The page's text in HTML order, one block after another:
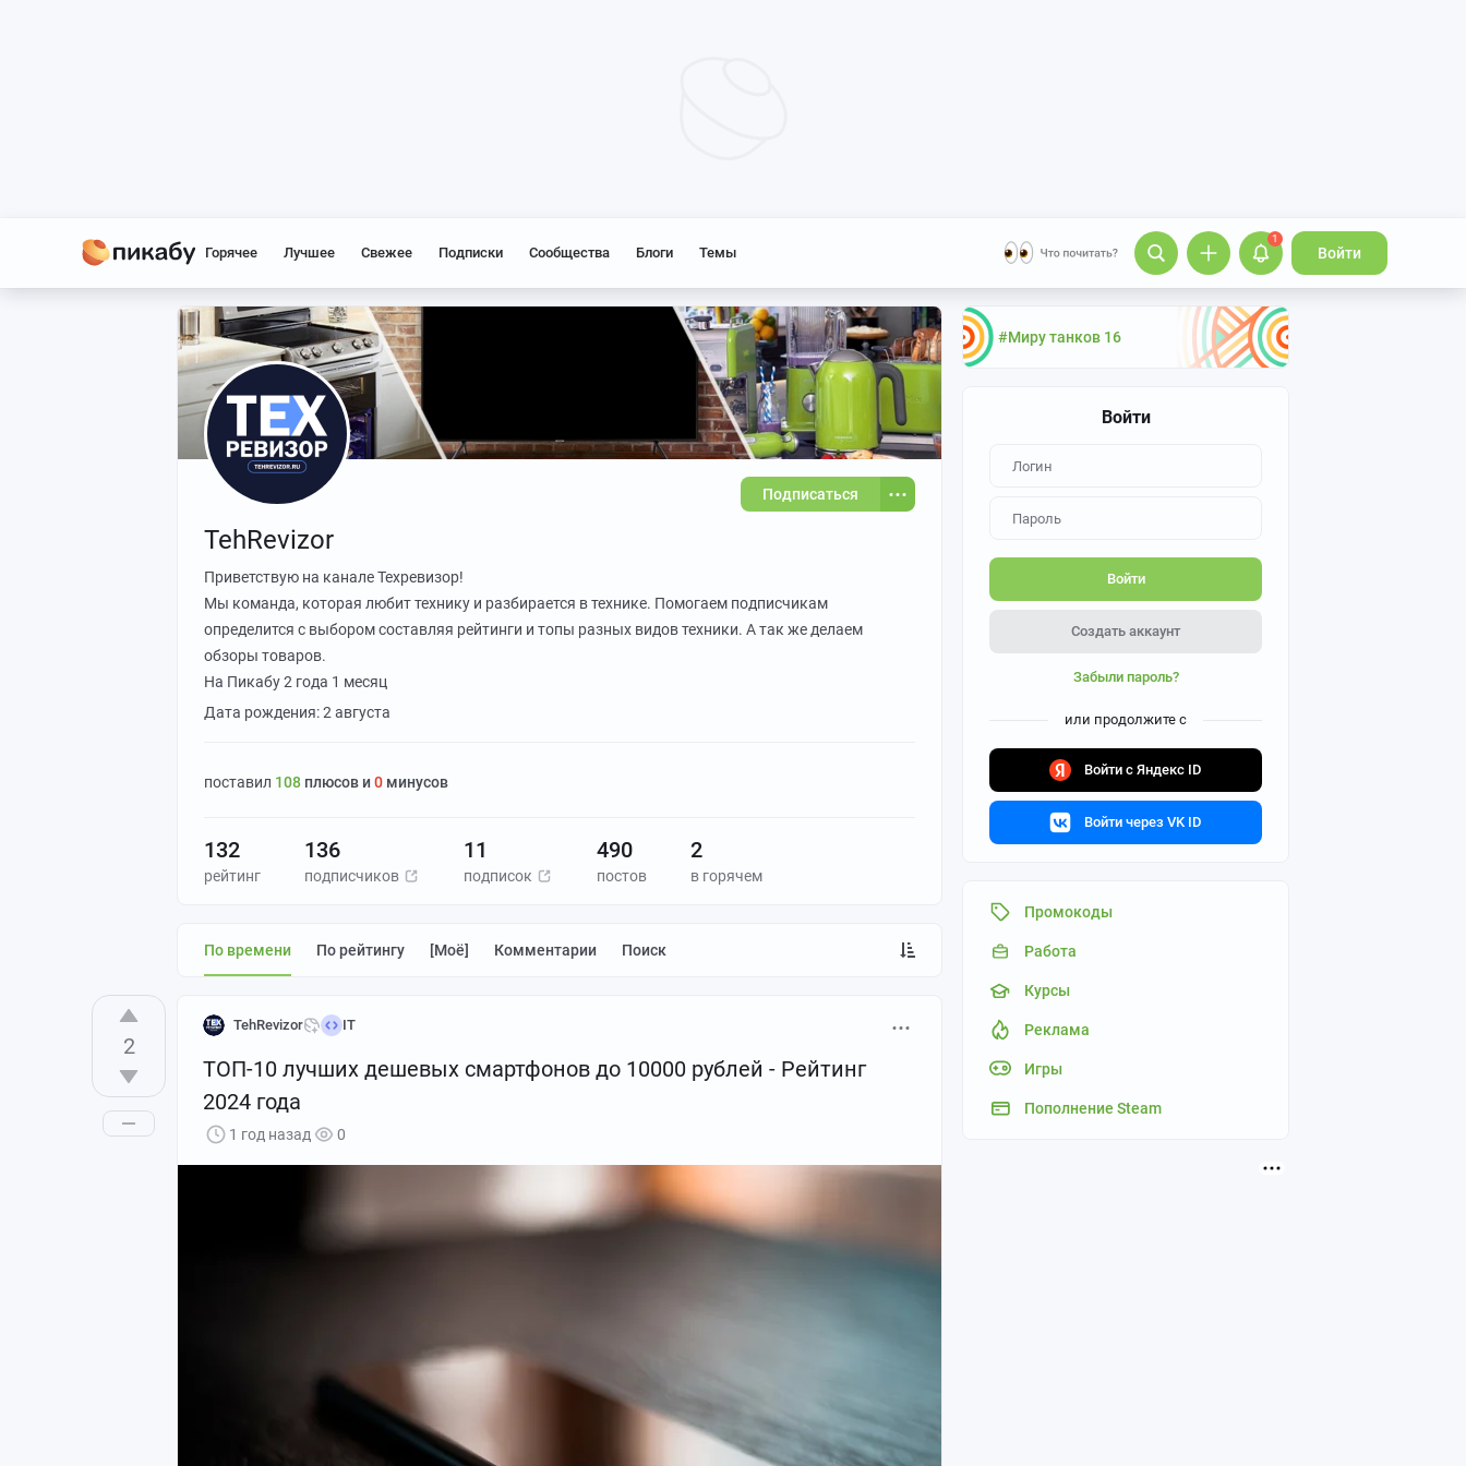
Горячее Лучшее Свежее Подписки Сообщества Блоги Темы
1
Войти
#Миру танков 16
Войти
Войти
Создать аккаунт
Забыли пароль?
или продолжите с
Войти с Яндекс ID
Войти через VK ID
Промокоды
Работа
Курсы
Реклама
Игры
Пополнение Steam
TehRevizor
Подписаться
Приветствую на канале Техревизор!
Мы команда, которая любит технику и разбирается в технике. Помогаем подписчикам
определится с выбором составляя рейтинги и топы разных видов техники. А так же делаем
обзоры товаров.
На Пикабу2 года 1 месяц
Дата рождения: 2 августа
поставил 108 плюсов и0 минусов
132
рейтинг
136
подписчиков
11
подписок
490
постов
2
в горячем
По времени По рейтингу [моё] Комментарии Поиск
2
TehRevizor IT
ТОП-10 лучших дешевых смартфонов до 10000 рублей - Рейтинг
2024 года
1 год назад 0